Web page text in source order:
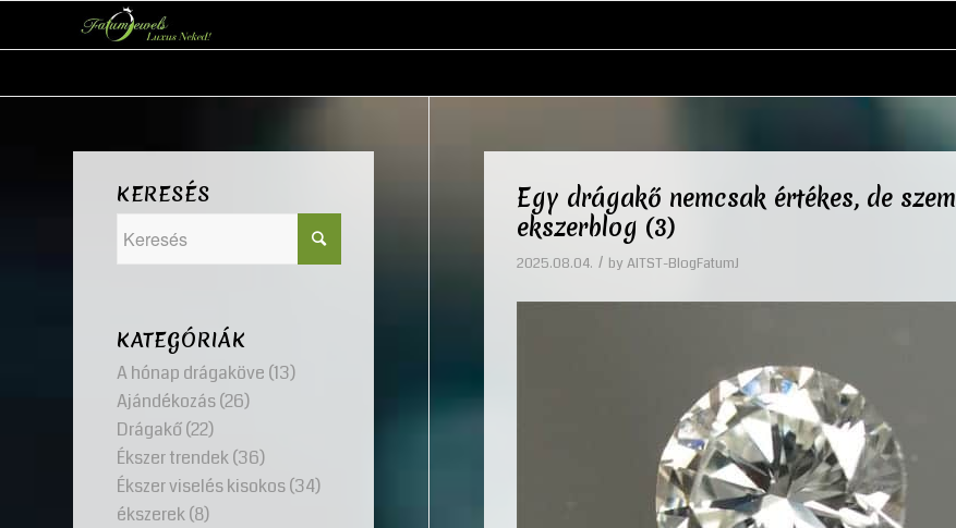
Egy drágakő nemcsak értékes, de
ekszerblog (3)
2025.08.04. / by AITST-BlogFatumJ
KERESÉS
KATEGÓRIÁK
A hónap drágaköve (13)
Ajándékozás(26)
Drágakő(22)
Ékszer trendek(36)
Ékszer viselés kisokos(34)
ékszerek(8)